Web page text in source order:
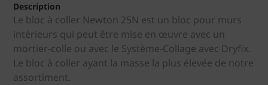
Description
Le bloc à coller Newton 25N est un bloc pour murs
intérieurs qui peut être mise en œuvre avec un
mortier-colle ou avec le Système-Collage avec Dryfix.
Le bloc à coller ayant la masse la plus élevée de notre
assortiment.